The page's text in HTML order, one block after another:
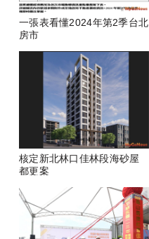
一張表看懂2024年第2季台北
房市
核定新北林口佳林段海砂屋
都更案